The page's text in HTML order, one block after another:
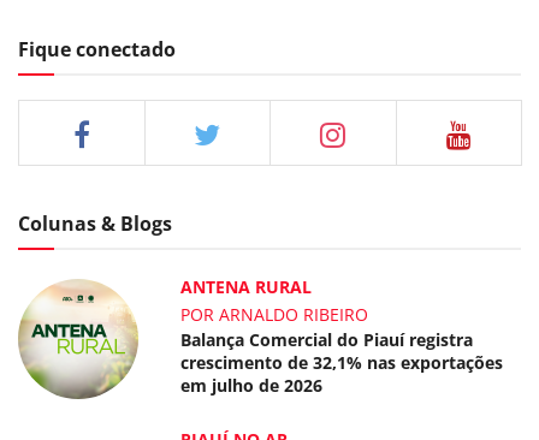
Fique conectado
Colunas & Blogs
ANTENA RURAL
POR ARNALDO RIBEIRO
Balança Comercial do Piauí registra
crescimento de 32,1% nas exportações
em julho de 2026